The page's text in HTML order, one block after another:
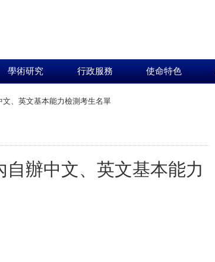
學術研究 行政服務 使命特色
、英文基本能力檢測考生名單
辦中文、英文基本能力